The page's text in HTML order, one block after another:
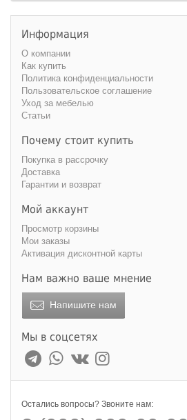
Информация
О компании
Как купить
Политика конфиденциальности
Пользовательское соглашение
Уход за мебелью
Статьи
Почему стоит купить
Покупка в рассрочку
Доставка
Гарантии и возврат
Мой аккаунт
Просмотр корзины
Мои заказы
Активация дисконтной карты
Нам важно ваше мнение
Напишите нам
Мы в соцсетях
Остались вопросы? Звоните нам: